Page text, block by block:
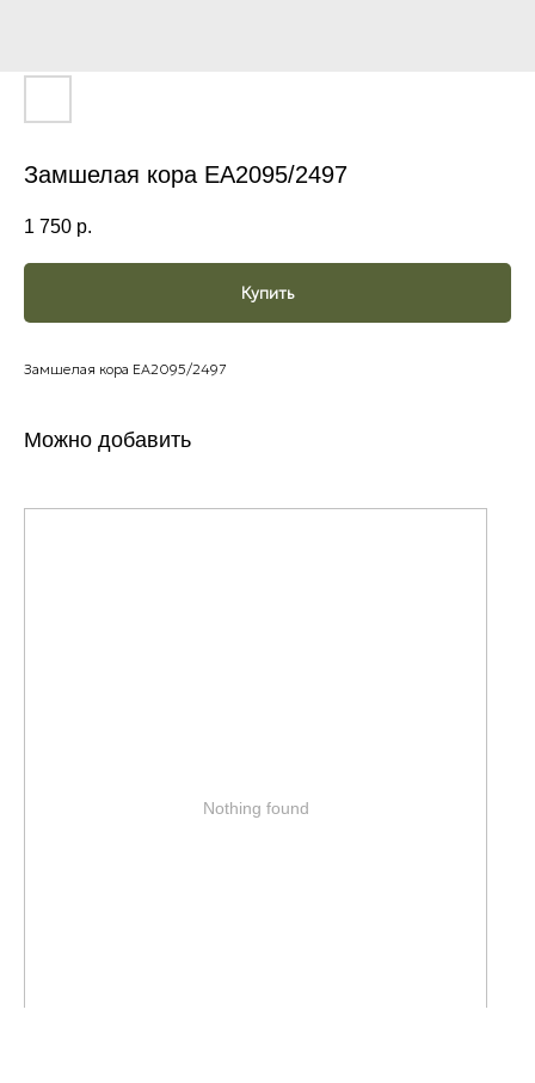
Замшелая кора ЕА2095/2497
1 750 р.
Купить
Замшелая кора ЕА2095/2497
Можно добавить
Nothing found